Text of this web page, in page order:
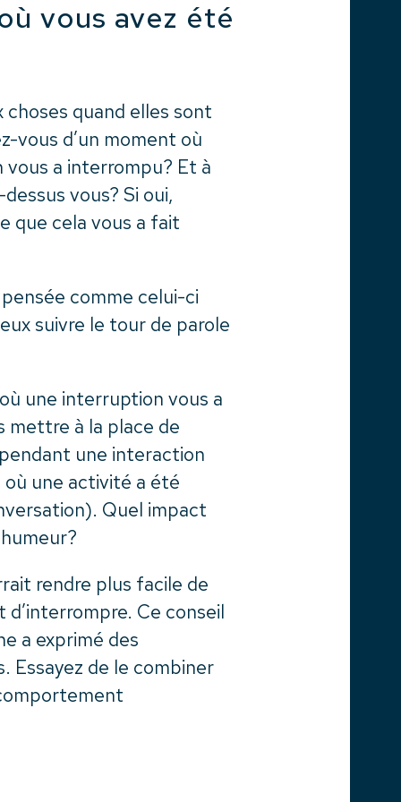
vous avez été
quand elles sont
vous d’un moment où
vous a interrompu? Et à
vous? Si oui,
que cela vous a fait
comme celui-ci
suivre le tour de parole
une interruption vous a
mettre à la place de
une interaction
où une activité a été
Quel impact
rendre plus facile de
Ce conseil
a exprimé des
de le combiner